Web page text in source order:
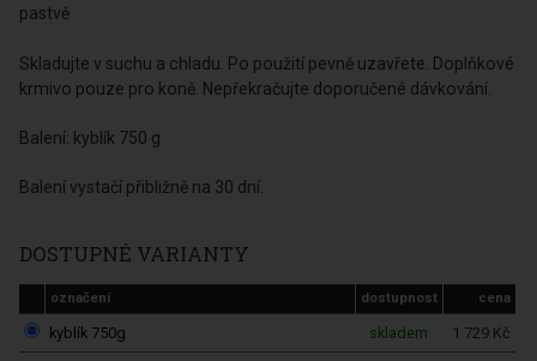
pastvě
Skladujte v suchu a chladu. Po použití pevně uzavřete. Doplňkové
krmivo pouze pro koně. Nepřekračujte doporučené dávkování.
Balení: kyblík 750 g
Balení vystačí přibližně na 30 dní.
DOSTUPNÉ VARIANTY
označení dostupnost cena
kyblík 750g skladem 1 729 Kč